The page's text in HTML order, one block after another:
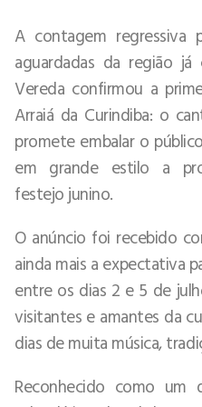
A contagem regressiva
aguardadas da região
Vereda confirmou a
Arraiá da Curindiba: o
promete embalar o
em grande estilo a
festejo junino.
O anúncio foi recebido
ainda mais a expectativa
entre os dias 2 e 5 de
visitantes e amantes da
dias de muita música,
Reconhecido como um